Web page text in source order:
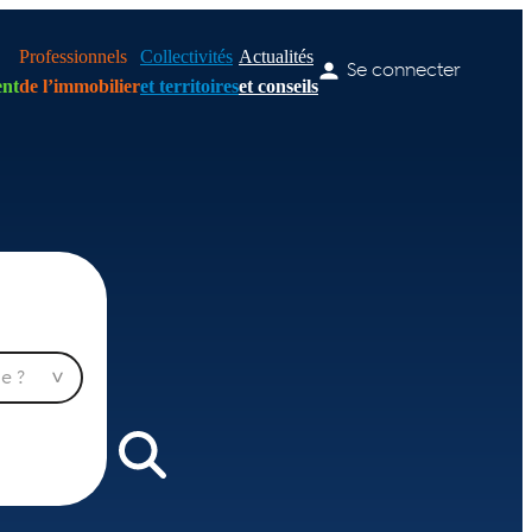
Professionnels
de l’immobilier
Collectivités
et territoires
Actualités
et conseils
Se connecter